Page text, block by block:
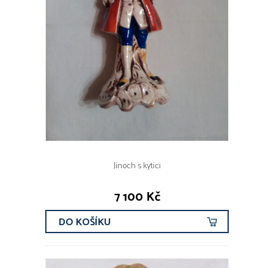
Jinoch s kytici
7 100 Kč
DO KOŠÍKU